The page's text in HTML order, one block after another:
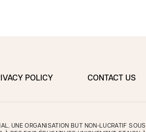
POLICY CONTACT US
UNE ORGANISATION BUT NON-LUCRATIF